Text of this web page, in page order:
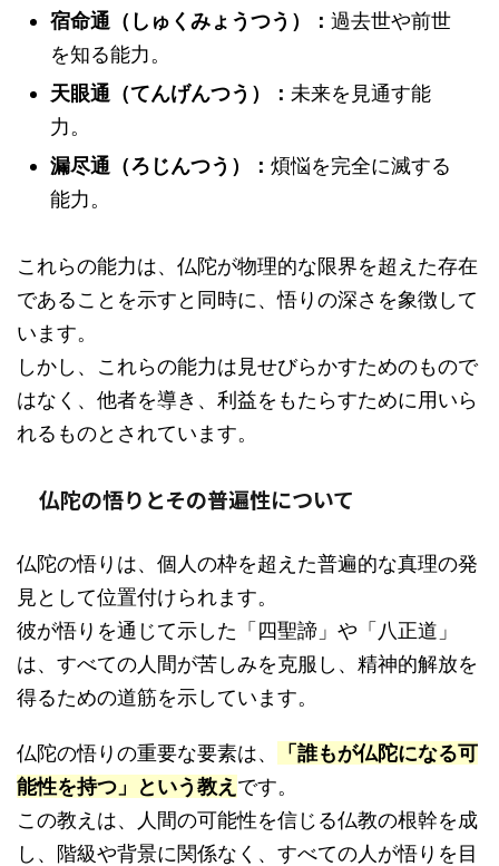
宿命通（しゅくみょうつう）： 過去世や前世
を知る能力。
天眼通（てんげんつう）： 未来を見通す能
力。
漏尽通（ろじんつう）： 煩悩を完全に滅する
能力。
これらの能力は、仏陀が物理的な限界を超えた存在
であることを示すと同時に、悟りの深さを象徴して
います。
しかし、これらの能力は見せびらかすためのもので
はなく、他者を導き、利益をもたらすために用いら
れるものとされています。
仏陀の悟りとその普遍性について
仏陀の悟りは、個人の枠を超えた普遍的な真理の発
見として位置付けられます。
彼が悟りを通じて示した「四聖諦」や「八正道」
は、すべての人間が苦しみを克服し、精神的解放を
得るための道筋を示しています。
仏陀の悟りの重要な要素は、
「誰もが仏陀になる可
能性を持つ」という教え です。
この教えは、人間の可能性を信じる仏教の根幹を成
し、階級や背景に関係なく、すべての人が悟りを目